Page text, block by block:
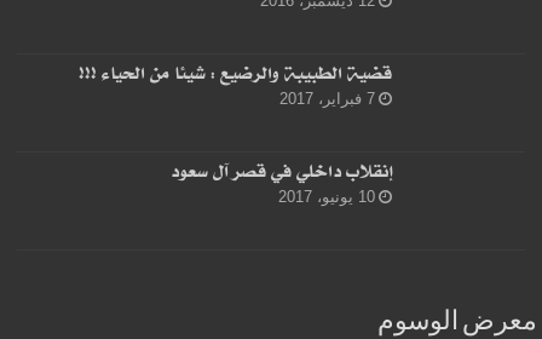
قضية الطبيبة والرضيع : شيئا من الحياء !!!
7 فبراير، 2017
إنقلاب داخلي في قصر آل سعود
10 يونيو، 2017
معرض الوسوم